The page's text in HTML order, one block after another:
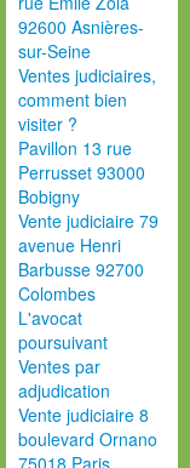
92600 Asnières-
sur-Seine
Ventes judiciaires,
comment bien
visiter ?
Pavillon 13 rue
Perrusset 93000
Bobigny
Vente judiciaire 79
avenue Henri
Barbusse 92700
Colombes
L'avocat
poursuivant
Ventes par
adjudication
Vente judiciaire 8
boulevard Ornano
75018 Paris